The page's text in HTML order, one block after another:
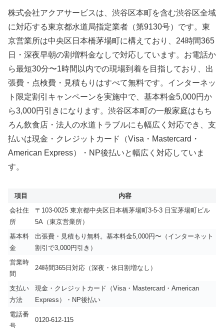
株式会社アクアサービスは、渋谷区本町を含む渋谷区全域
に対応する東京都水道局指定業者（第9130号）です。東
京営業所は中央区日本橋茅場町に構えており、24時間365
日・深夜早朝の割増料金なしで対応しています。お電話か
ら最短30分〜1時間以内での現場到着を目指しており、出
張費・点検費・見積もりはすべて無料です。インターネッ
ト限定割引キャンペーンを実施中で、基本料金5,000円か
ら3,000円引きになります。渋谷区本町の一般家庭はもち
ろん飲食店・法人の水道トラブルにも幅広く対応でき、支
払いは現金・クレジットカード（Visa・Mastercard・
American Express）・NP後払いと幅広く対応していま
す。
項目
内容
会社住
所
〒103-0025 東京都中央区日本橋茅場町3-5-3 日宝茅場町ビル
5A（東京営業所）
基本料
金
出張費・見積もり無料。基本料金5,000円〜（インターネット
割引で3,000円引き）
営業時
間
24時間365日対応（深夜・休日割増なし）
支払い
方法
現金・クレジットカード（Visa・Mastercard・American
Express）・NP後払い
電話番
号
0120-612-115